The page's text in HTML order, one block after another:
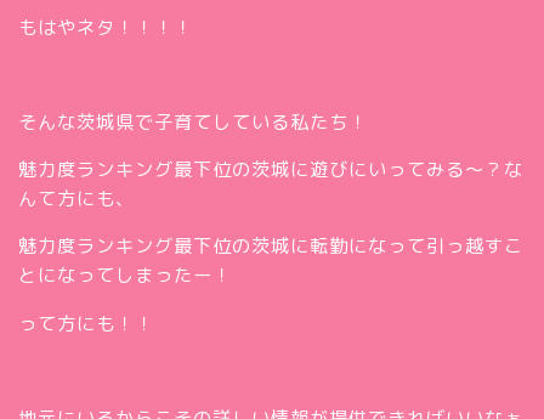
もはやネタ！！！！
そんな茨城県で子育てしている私たち！
魅力度ランキング最下位の茨城に遊びにいってみる～？な
んて方にも、
魅力度ランキング最下位の茨城に転勤になって引っ越すこ
とになってしまったー！
って方にも！！